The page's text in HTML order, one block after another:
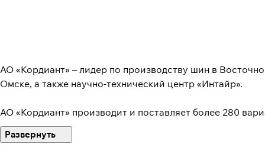
АО «Кордиант» – лидер по производству шин в
Омске, а также научно-технический центр «Интайр».
АО «Кордиант» производит и поставляет более 280
Компания «Кордиант» имеет ведущие позиции на